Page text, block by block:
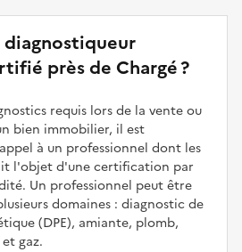
près de Chargé ?
requis lors de la vente ou
bien immobilier, il est
à un professionnel dont les
l'objet d'une certification par
Un professionnel peut être
domaines : diagnostic de
(DPE), amiante, plomb,
gaz.